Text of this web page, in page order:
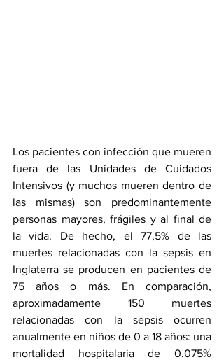
Los pacientes con infección que mueren
fuera de las Unidades de Cuidados
Intensivos (y muchos mueren dentro de
las mismas) son predominantemente
personas mayores, frágiles y al final de
la vida. De hecho, el 77,5% de las
muertes relacionadas con la sepsis en
Inglaterra se producen en pacientes de
75 años o más. En comparación,
aproximadamente 150 muertes
relacionadas con la sepsis ocurren
anualmente en niños de 0 a 18 años: una
mortalidad hospitalaria de 0.075%